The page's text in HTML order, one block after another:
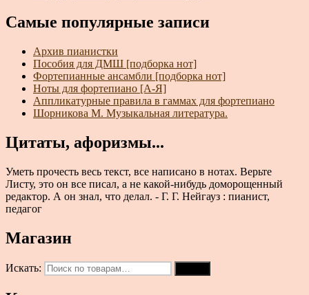
Самые популярные записи
Архив пианистки
Пособия для ДМШ [подборка нот]
Фортепианные ансамбли [подборка нот]
Ноты для фортепиано [А-Я]
Аппликатурные правила в гаммах для фортепиано
Шорникова М. Музыкальная литература.
Цитаты, афоризмы...
Уметь прочесть весь текст, все написано в нотах. Верьте
Листу, это он все писал, а не какой-нибудь доморощенный
редактор. А он знал, что делал. - Г. Г. Нейгауз : пианист,
педагог
Магазин
Искать: